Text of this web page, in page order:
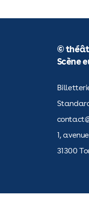
©
Scène
1,
31300